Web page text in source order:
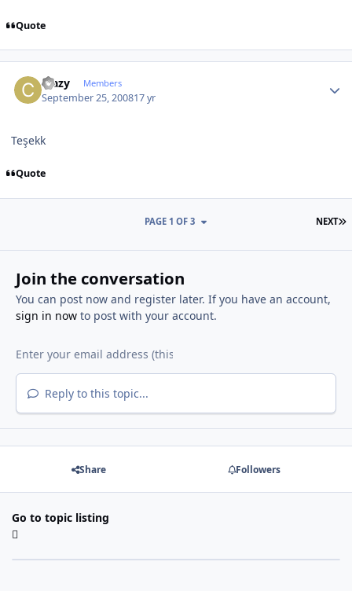
Quote
crazy Members
September 25, 200817 yr
Teşekk
Quote
NEXT
PAGE 1 OF 3
Join the conversation
You can post now and register later. If you have an account,
sign in nowto post with your account.
Reply to this topic...
Share Followers
Go to topic listing